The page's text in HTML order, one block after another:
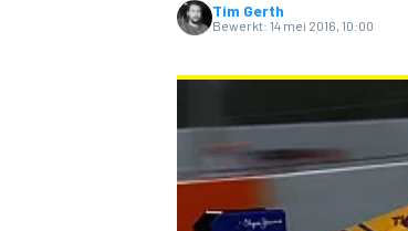
MOTOGP
Tim Gerth
Bewerkt: 14 mei 2016, 10:00